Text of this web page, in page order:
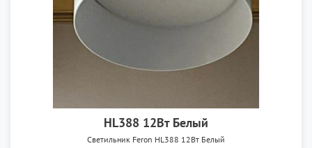
HL388 12Вт Белый
Светильник Feron HL388 12Вт Белый